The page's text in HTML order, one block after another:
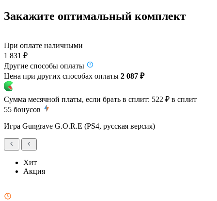
Закажите оптимальный комплект
При оплате наличными
1 831 ₽
Другие способы оплаты
Цена при других способах оплаты 2 087 ₽
Сумма месячной платы, если брать в сплит: 522 ₽ в сплит
55 бонусов
Игра Gungrave G.O.R.E (PS4, русская версия)
Хит
Акция